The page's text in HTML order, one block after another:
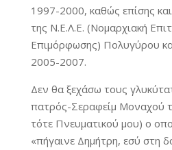
1997-2000, καθώς επίσης
της Ν.Ε.Λ.Ε. (Νομαρχιακή
Επιμόρφωσης) Πολυγύρου
2005-2007.
Δεν θα ξεχάσω τους
πατρός-Σεραφείμ Μοναχού
τότε Πνευματικού μου) ο
«πήγαινε Δημήτρη, εσύ στη